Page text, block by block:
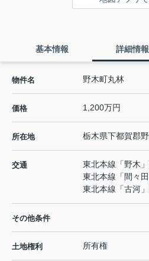
基本情報 詳細情報
物件名 野木町丸林
価格 1,200万円
所在地 栃木県下都賀郡
交通 東北本線 「野木
東北本線 「 間々田
東北本線 「古河
その他条件
土地権利 所有権